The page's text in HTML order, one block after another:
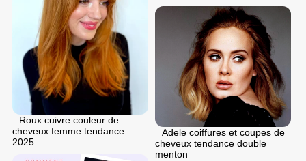
Roux cuivre couleur de
cheveux femme tendance
2025
Adele coiffures et coupes de
cheveux tendance double
menton